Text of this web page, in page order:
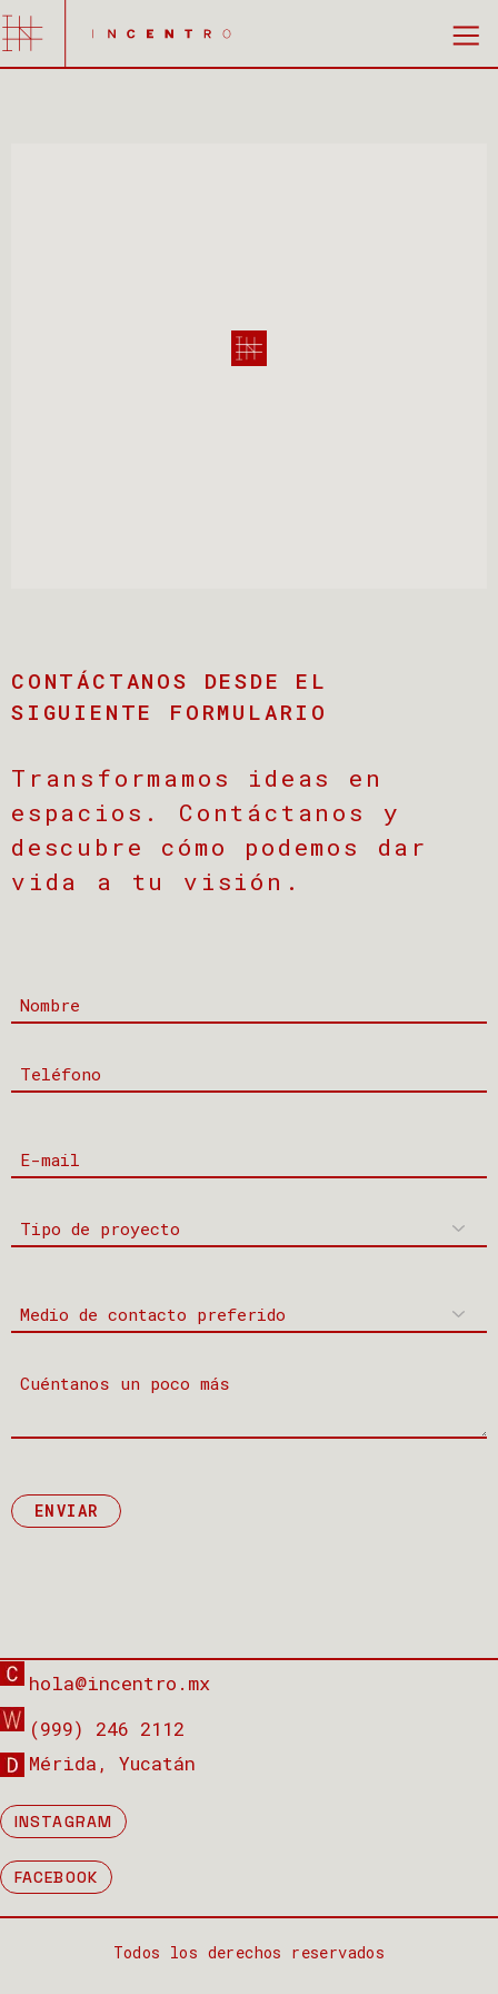
CONTÁCTANOS DESDE EL
SIGUIENTE FORMULARIO
Transformamos ideas en
espacios. Contáctanos y
descubre cómo podemos dar
vida a tu visión.
ENVIAR
hola@incentro.mx
(999) 246 2112
Mérida, Yucatán
INSTAGRAM
FACEBOOK
Todos los derechos reservados